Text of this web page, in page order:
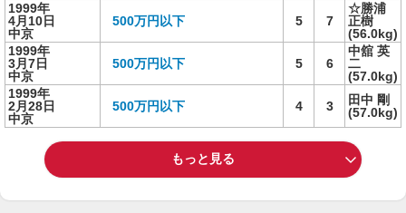
1999年
4月10日
中京
500万円以下 5 7
☆勝浦
正樹
(56.0kg)
1999年
3月7日
中京
500万円以下 5 6
中舘 英
二
(57.0kg)
1999年
2月28日
中京
500万円以下 4 3
田中 剛
(57.0kg)
もっと見る